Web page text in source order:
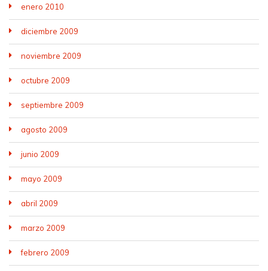
enero 2010
diciembre 2009
noviembre 2009
octubre 2009
septiembre 2009
agosto 2009
junio 2009
mayo 2009
abril 2009
marzo 2009
febrero 2009